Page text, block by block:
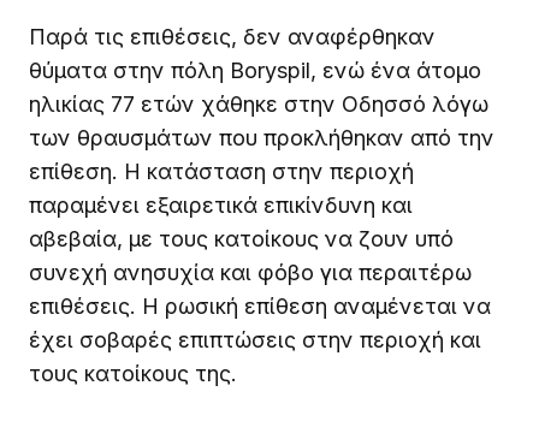
Παρά τις επιθέσεις, δεν αναφέρθηκαν
θύματα στην πόλη Boryspil, ενώ ένα άτομο
ηλικίας 77 ετών χάθηκε στην Οδησσό λόγω
των θραυσμάτων που προκλήθηκαν από την
επίθεση. Η κατάσταση στην περιοχή
παραμένει εξαιρετικά επικίνδυνη και
αβεβαία, με τους κατοίκους να ζουν υπό
συνεχή ανησυχία και φόβο για περαιτέρω
επιθέσεις. Η ρωσική επίθεση αναμένεται να
έχει σοβαρές επιπτώσεις στην περιοχή και
τους κατοίκους της.